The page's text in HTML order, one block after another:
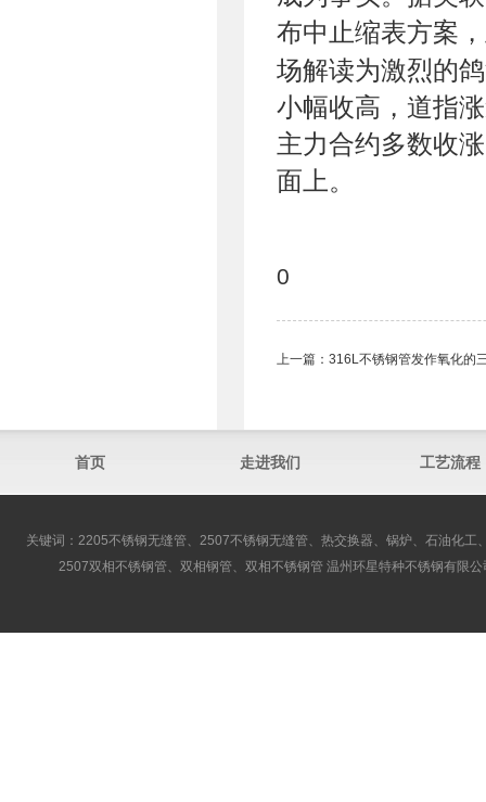
布中止缩表方案
场解读为激烈的
小幅收高，道指
主力合约多数收
面上。
0
上一篇： 316L不锈钢管发作氧化的
首页 走进我们 工艺流程
关键词：2205不锈钢无缝管、2507不锈钢无缝管、热交换器、锅炉、石油化
2507双相不锈钢管、双相钢管、双相不锈钢管 温州环星特种不锈钢有限